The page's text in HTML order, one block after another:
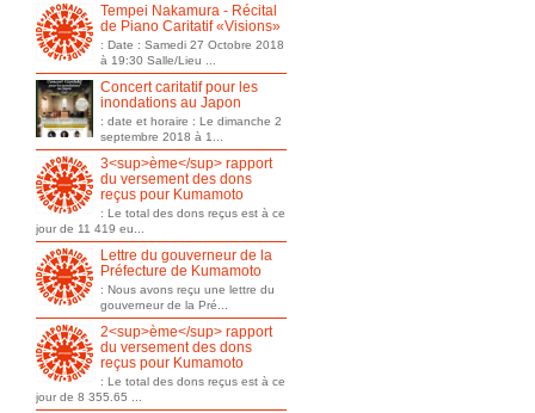
Tempei Nakamura - Récital
de Piano Caritatif «Visions»
: Date : Samedi 27 Octobre 2018
à 19:30 Salle/Lieu ...
Concert caritatif pour les
inondations au Japon
: date et horaire : Le dimanche 2
septembre 2018 à 1...
3<sup>ème</sup> rapport
du versement des dons
reçus pour Kumamoto
: Le total des dons reçus est à ce
jour de 11 419 eu...
Lettre du gouverneur de la
Préfecture de Kumamoto
: Nous avons reçu une lettre du
gouverneur de la Pré...
2<sup>ème</sup> rapport
du versement des dons
reçus pour Kumamoto
: Le total des dons reçus est à ce
jour de 8 355.65 ...